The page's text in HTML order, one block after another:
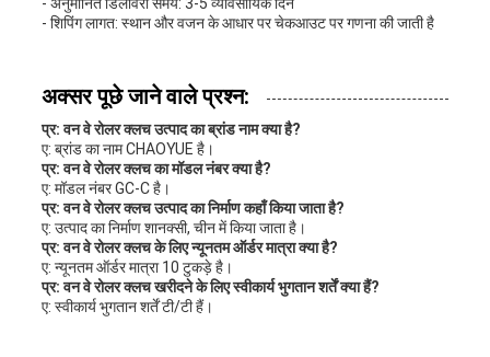
- अनुमानित डिलीवरी समय: 3-5 व्यावसायिक दिन
- शिपिंग लागत: स्थान और वजन के आधार पर चेकआउट पर गणना की जाती है
अक्सर पूछे जाने वाले प्रश्न:
प्र: वन वे रोलर क्लच उत्पाद का ब्रांड नाम क्या है?
ए: ब्रांड का नाम CHAOYUE है।
प्र: वन वे रोलर क्लच का मॉडल नंबर क्या है?
ए: मॉडल नंबर GC-C है।
प्र: वन वे रोलर क्लच उत्पाद का निर्माण कहाँ किया जाता है?
ए: उत्पाद का निर्माण शानक्सी, चीन में किया जाता है।
प्र: वन वे रोलर क्लच के लिए न्यूनतम ऑर्डर मात्रा क्या है?
ए: न्यूनतम ऑर्डर मात्रा 10 टुकड़े है।
प्र: वन वे रोलर क्लच खरीदने के लिए स्वीकार्य भुगतान शर्तें क्या हैं?
ए: स्वीकार्य भुगतान शर्तें टी/टी हैं।